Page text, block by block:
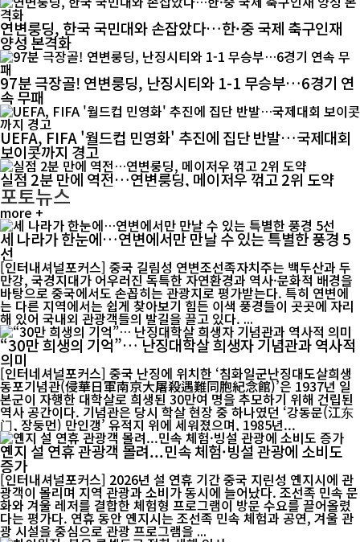
연변룽딩, 한국 국민대와 손잡았다…한·중 국제 축구인재
양성 본격화
97분 극장골! 연변룽딩, 난징시티와 1-1 무승부…6경기 연
속 무패
UEFA, FIFA '월드컵 민영화' 추진에 집단 반발…국제대회
보이콧까지 경고
실점 2분 만에 역전…연변룽딩, 메이저우 꺾고 2위 도약
포토뉴스
more +
세 나라가 한눈에…연변에서만 만날 수 있는 특별한 풍경 5
선
[인터내셔널포커스] 중국 길림성 연변조선족자치주는 백두산과 두
만강, 국경지대가 어우러진 독특한 자연환경과 역사·문화적 배경을
바탕으로 중국에서도 손꼽히는 관광지로 평가받는다. 특히 연변에
는 다른 지역에서는 쉽게 찾아보기 힘든 이색 풍경들이 곳곳에 자리
해 있어 국내외 관광객들의 발길을 끌고 있다. ...
“30만 희생의 기억”… 난징대학살 희생자 기념관과 역사적
의미
[인터네셔널포커스] 중국 난징에 위치한 ‘침화일군난징대도살희생
동포기념관(侵華日軍南京大屠殺遇難同胞紀念館)’은 1937년 일
본군이 자행한 대학살로 희생된 30만여 명을 추모하기 위해 건립된
역사 공간이다. 기념관은 당시 학살 현장 중 하나였던 ‘강동문(江东
门, 장둥먼) 만인갱’ 유적지 위에 세워졌으며, 1985년...
옌지 설 연휴 관광객 몰려...민속 체험·빙설 관광에 소비도
증가
[인터내셔널포커스] 2026년 설 연휴 기간 중국 지린성 옌지시에 관
광객이 몰리며 지역 관광과 소비가 동시에 늘어났다. 조선족 민속 문
화와 겨울 레저를 결합한 체험형 프로그램이 방문 수요를 끌어올렸
다는 평가다. 연휴 동안 옌지시는 조선족 민속 체험과 공연, 겨울 관
광 시설을 중심으로 관광 프로그램을 ...